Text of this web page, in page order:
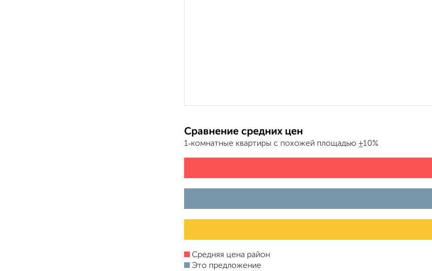
Сравнение средних цен
1‑комнатные квартиры с похожей площадью ±10%
Средняя цена район
Это предложение